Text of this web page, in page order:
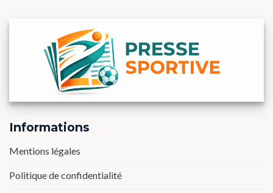
Informations
Mentions légales
Politique de confidentialité